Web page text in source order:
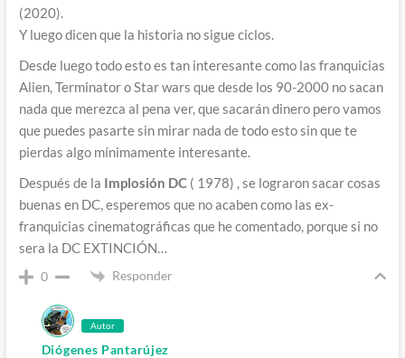
(2020).
Y luego dicen que la historia no sigue ciclos.
Desde luego todo esto es tan interesante como las franquicias
Alien, Terminator o Star wars que desde los 90-2000 no sacan
nada que merezca al pena ver, que sacarán dinero pero vamos
que puedes pasarte sin mirar nada de todo esto sin que te
pierdas algo mínimamente interesante.
Después de la Implosión DC( 1978) , se lograron sacar cosas
buenas en DC, esperemos que no acaben como las ex-
franquicias cinematográficas que he comentado, porque si no
sera la DC EXTINCIÓN…
0 Responder
Autor
Diógenes Pantarújez